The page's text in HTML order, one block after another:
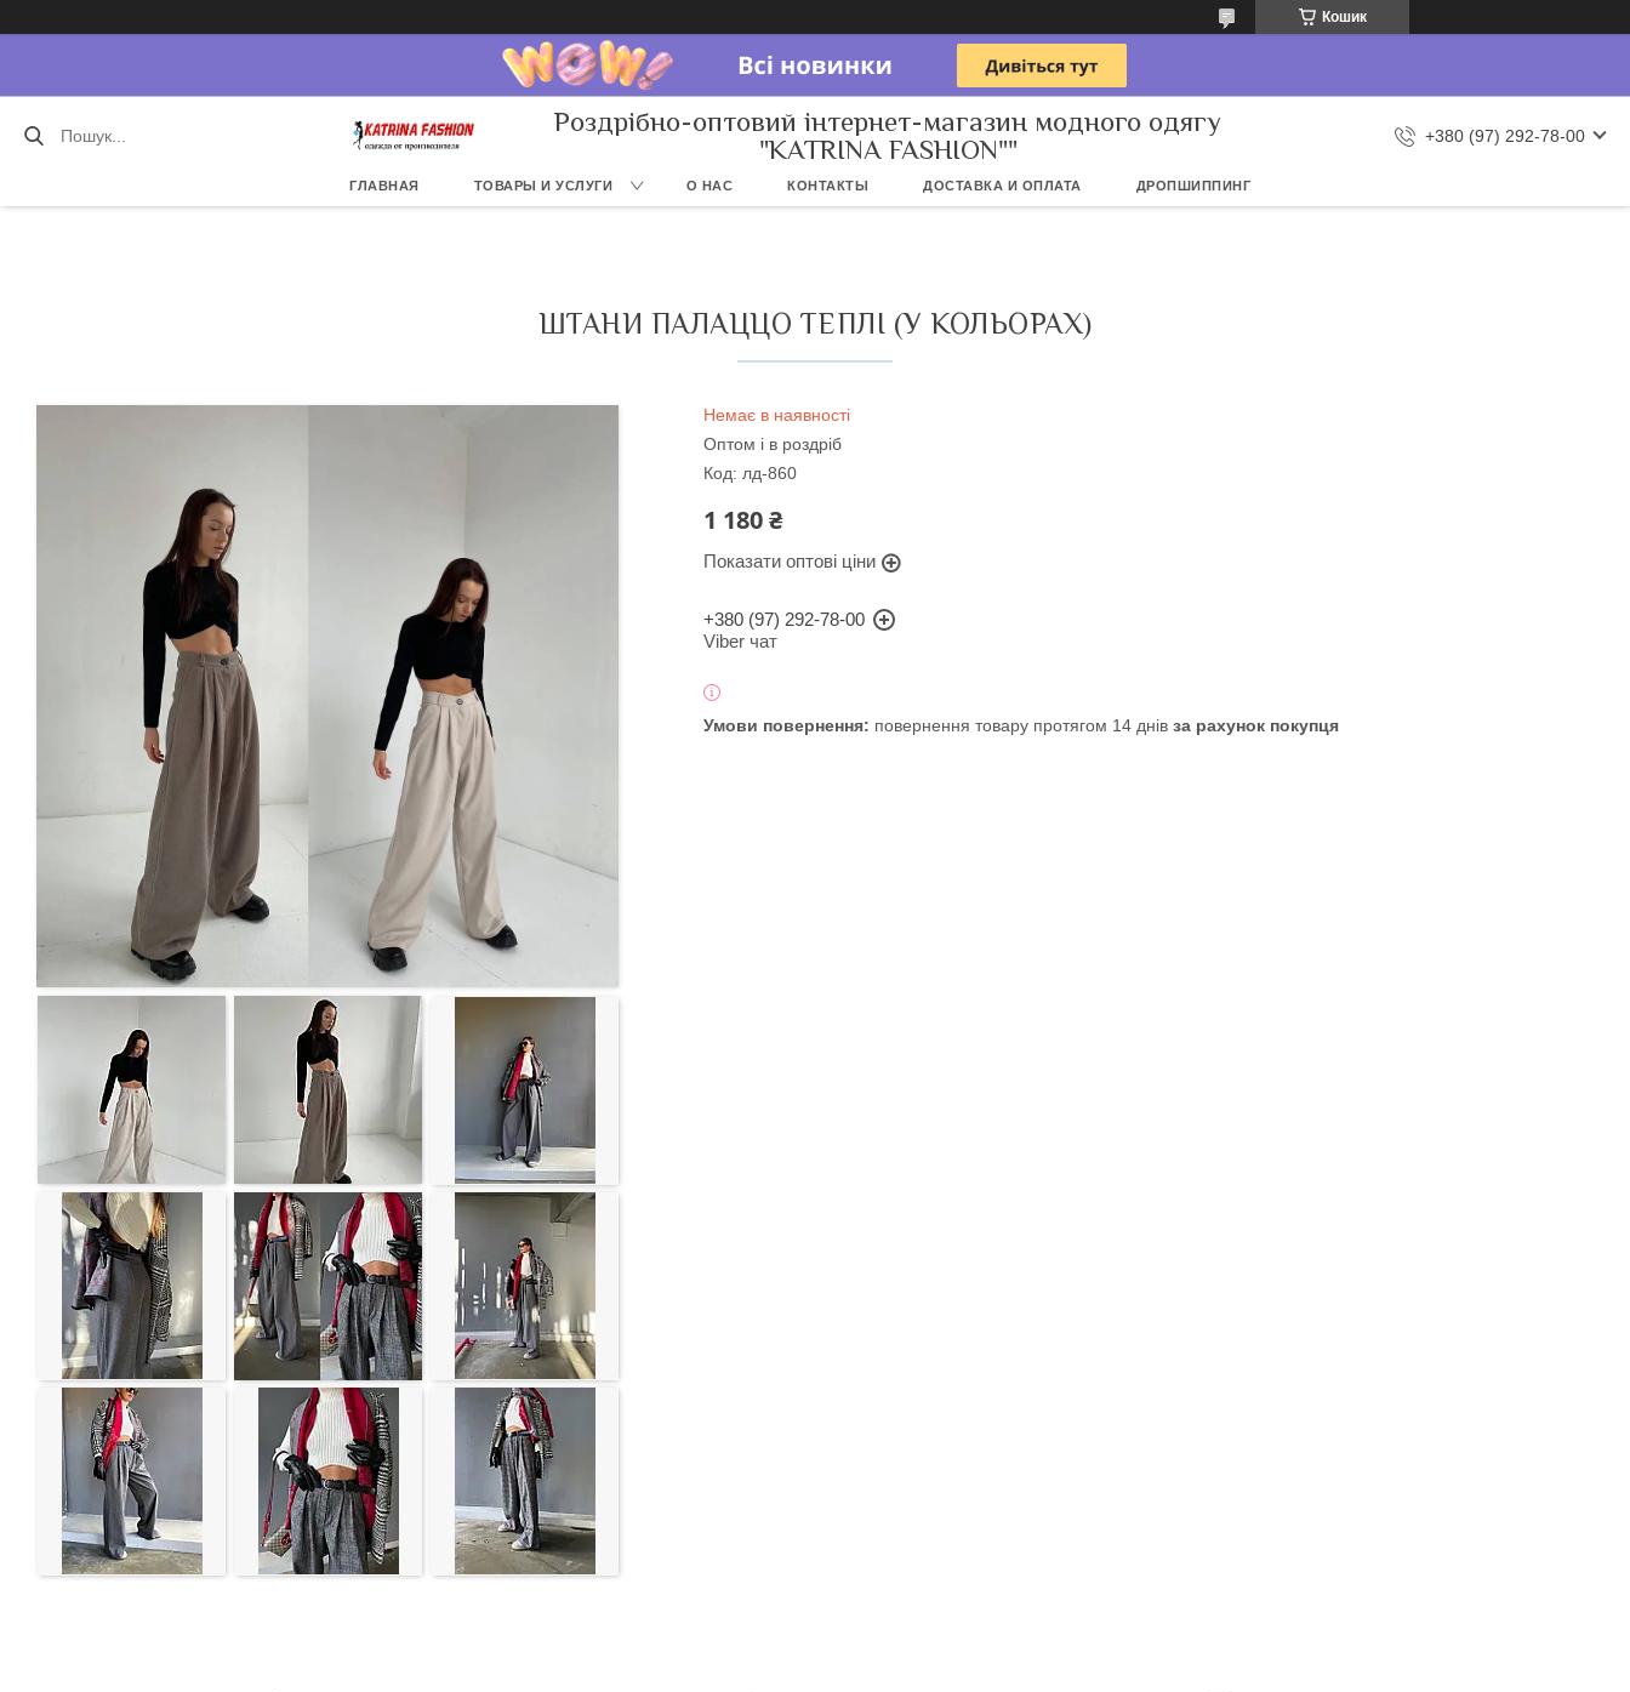
Кошик
Роздрібно-оптовий інтернет-магазин модного одягу
"KATRINA FASHION""
+380 (97) 292-78-00
ГЛАВНАЯ ТОВАРЫ И УСЛУГИ О НАС КОНТАКТЫ ДОСТАВКА И ОПЛАТА ДРОПШИППИНГ
ШТАНИ ПАЛАЦЦО ТЕПЛІ (У КОЛЬОРАХ)
Немає в наявності
Оптом і в роздріб
Код: лд-860
1 180 ₴
Показати оптові ціни
+380 (97) 292-78-00
Viber чат
повернення товару протягом 14 днів за рахунок покупця